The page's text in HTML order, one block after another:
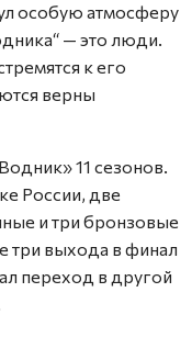
особую атмосферу
— это люди.
к его
верны
11 сезонов.
России, две
и три бронзовые
три выхода в финал
переход в другой